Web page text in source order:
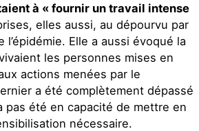
à « fournir un travail intense
elles aussi, au dépourvu par
Elle a aussi évoqué la
les personnes mises en
actions menées par le
a été complètement dépassé
pas été en capacité de mettre en
nécessaire.